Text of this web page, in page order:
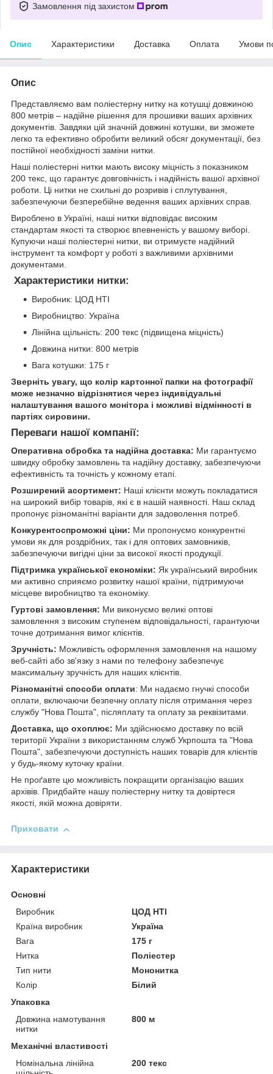
Замовлення під захистом
Опис Характеристики Доставка Оплата Умови
Опис
Представляємо вам поліестерну нитку на котушці довжиною
800 метрів – надійне рішення для прошивки ваших архівних
документів. Завдяки цій значній довжині котушки, ви зможете
легко та ефективно обробити великий обсяг документації, без
постійної необхідності заміни нитки.
Наші поліестерні нитки мають високу міцність з показником
200 текс, що гарантує довговічність і надійність вашої архівної
роботи. Ці нитки не схильні до розривів і сплутування,
забезпечуючи безперебійне ведення ваших архівних справ.
Вироблено в Україні, наші нитки відповідає високим
стандартам якості та створює впевненість у вашому виборі.
Купуючи наші поліестерні нитки, ви отримуєте надійний
інструмент та комфорт у роботі з важливими архівними
документами.
Характеристики нитки:
Виробник: ЦОД НТІ
Виробництво: Україна
Лінійна щільність: 200 текс (підвищена міцність)
Довжина нитки: 800 метрів
Вага котушки: 175 г
Зверніть увагу, що колір картонної папки на фотографії
може незначно відрізнятися через індивідуальні
налаштування вашого монітора і можливі відмінності в
партіях сировини.
Переваги нашої компанії:
Оперативна обробка та надійна доставка: Ми гарантуємо
швидку обробку замовлень та надійну доставку, забезпечуючи
ефективність та точність у кожному етапі.
Розширений асортимент: Наші клієнти можуть покладатися
на широкий вибір товарів, які є в нашій наявності. Наш склад
пропонує різноманітні варіанти для задоволення потреб.
Конкурентоспроможні ціни: Ми пропонуємо конкурентні
умови як для роздрібних, так і для оптових замовників,
забезпечуючи вигідні ціни за високої якості продукції.
Підтримка української економіки: Як український виробник
ми активно сприяємо розвитку нашої країни, підтримуючи
місцеве виробництво та економіку.
Гуртові замовлення: Ми виконуємо великі оптові
замовлення з високим ступенем відповідальності, гарантуючи
точне дотримання вимог клієнтів.
Зручність: Можливість оформлення замовлення на нашому
веб-сайті або зв'язку з нами по телефону забезпечує
максимальну зручність для наших клієнтів.
Різноманітні способи оплати: Ми надаємо гнучкі способи
оплати, включаючи безпечну оплату після отримання через
службу "Нова Пошта", післяплату та оплату за реквізитами.
Доставка, що охоплює: Ми здійснюємо доставку по всій
території України з використанням служб Укрпошта та "Нова
Пошта", забезпечуючи доступність наших товарів для клієнтів
у будь-якому куточку країни.
Не проґавте цю можливість покращити організацію ваших
архівів. Придбайте нашу поліестерну нитку та довіртеся
якості, якій можна довіряти.
Приховати
Характеристики
Основні
Виробник
ЦОД НТІ
Країна виробник
Україна
Вага
175 г
Нитка
Поліестер
Тип нити
Мононитка
Колір
Білий
Упаковка
Довжина намотування
нитки
800 м
Механічні властивості
Номінальна лінійна
200 текс